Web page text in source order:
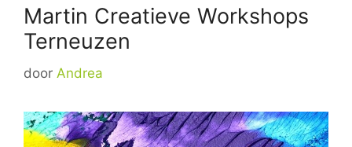
Martin Creatieve Workshops
Terneuzen
door Andrea